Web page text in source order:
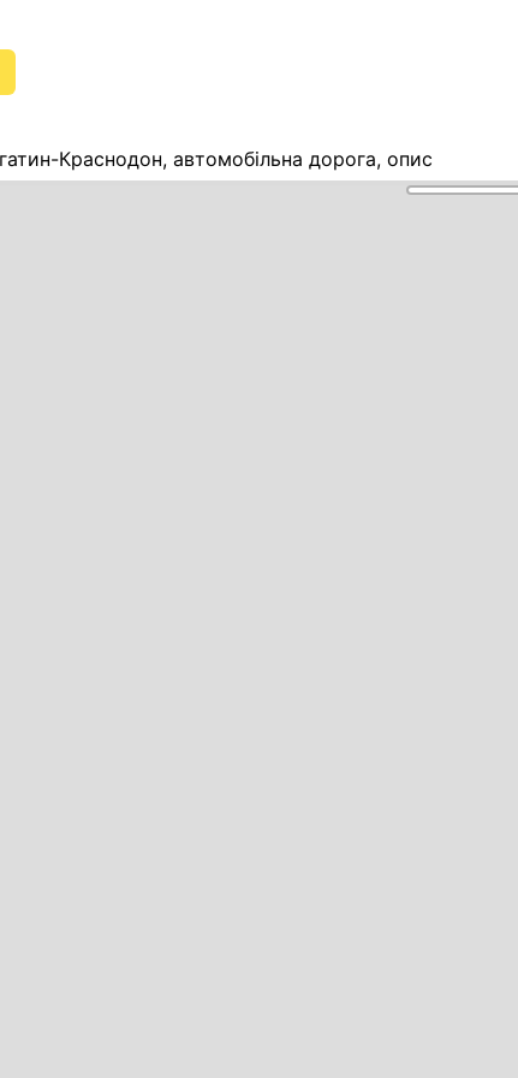
Краснодон, автомобільна дорога, опис